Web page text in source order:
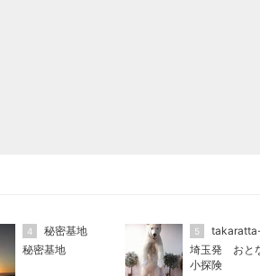
4
秘密基地
秘密基地
5
埼玉発 おと
小探険